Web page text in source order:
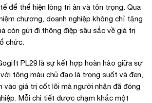
để thể hiện lòng tri ân và tôn trọng. Qua
chương, doanh nghiệp không chỉ tặng
còn gửi đi thông điệp sâu sắc về giá trị
chức.
PL29 là sự kết hợp hoàn hảo giữa sự
tông màu chủ đạo là trong suốt và đen,
vào giá trị cốt lõi mà người nhận đã đóng
Mỗi chi tiết được chạm khắc một